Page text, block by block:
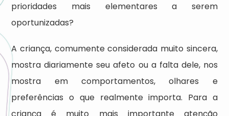
prioridades mais elementares a serem
oportunizadas?
A criança, comumente considerada muito sincera,
mostra diariamente seu afeto ou a falta dele, nos
mostra em comportamentos, olhares e
preferências o que realmente importa. Para a